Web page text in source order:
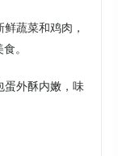
蔬菜和鸡肉，
。
蛋外酥内嫩，味